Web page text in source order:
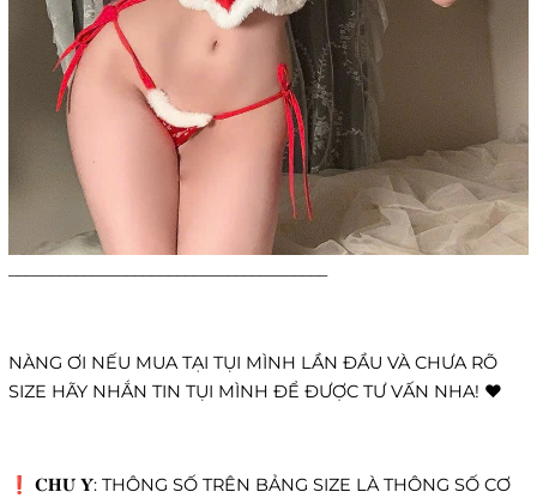
NÀNG ƠI NẾU MUA TẠI TỤI MÌNH LẦN ĐẦU VÀ CHƯA RÕ
SIZE HÃY NHẮN TIN TỤI MÌNH ĐỂ ĐƯỢC TƯ VẤN NHA! ❤️
❗️ 𝐂𝐇𝐔́ 𝐘́: THÔNG SỐ TRÊN BẢNG SIZE LÀ THÔNG SỐ CƠ